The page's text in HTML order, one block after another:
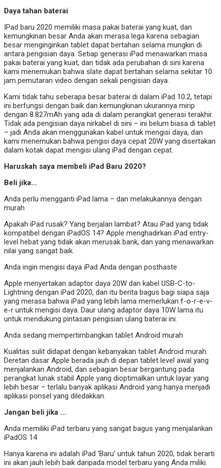
Daya tahan baterai
IPad baru 2020 memiliki masa pakai baterai yang kuat, dan
kemungkinan besar Anda akan merasa lega karena sebagian
besar menginginkan tablet dapat bertahan selama mungkin di
antara pengisian daya. Setiap generasi iPad menawarkan masa
pakai baterai yang kuat, dan tidak ada perubahan di sini karena
kami menemukan bahwa slate dapat bertahan selama sekitar 10
jam pemutaran video dengan sekali pengisian daya.
Kami tidak tahu seberapa besar baterai di dalam iPad 10.2, tetapi
ini berfungsi dengan baik dan kemungkinan ukurannya mirip
dengan 8.827mAh yang ada di dalam perangkat generasi terakhir.
Tidak ada pengisian daya nirkabel di sini – ini belum biasa di tablet
– jadi Anda akan menggunakan kabel untuk mengisi daya, dan
kami menemukan bahwa pengisi daya cepat 20W yang disertakan
dalam kotak dapat mengisi ulang iPad dengan cepat.
Haruskah saya membeli iPad Baru 2020?
Beli jika…
Anda perlu mengganti iPad lama – dan melakukannya dengan
murah
Apakah iPad rusak? Yang berjalan lambat? Atau iPad yang tidak
kompatibel dengan iPadOS 14? Apple menghadirkan iPad entry-
level hebat yang tidak akan merusak bank, dan yang menawarkan
nilai yang sangat baik.
Anda ingin mengisi daya iPad Anda dengan posthaste
Apple menyertakan adaptor daya 20W dan kabel USB-C-to-
Lightning dengan iPad 2020, dan itu berita bagus bagi siapa saja
yang merasa bahwa iPad yang lebih lama memerlukan f-o-r-e-v-
e-r untuk mengisi daya. Daur ulang adaptor daya 10W lama itu
untuk mendukung pintasan pengisian ulang baterai ini.
Anda sedang mempertimbangkan tablet Android murah
Kualitas sulit didapat dengan kebanyakan tablet Android murah.
Deretan dasar Apple berada jauh di depan tablet level awal yang
menjalankan Android, dan sebagian besar bergantung pada
perangkat lunak stabil Apple yang dioptimalkan untuk layar yang
lebih besar – terlalu banyak aplikasi Android yang hanya menjadi
aplikasi ponsel yang diledakkan.
Jangan beli jika …
Anda memiliki iPad terbaru yang sangat bagus yang menjalankan
iPadOS 14
Hanya karena ini adalah iPad ‘Baru’ untuk tahun 2020, tidak berarti
ini akan jauh lebih baik daripada model terbaru yang Anda miliki.